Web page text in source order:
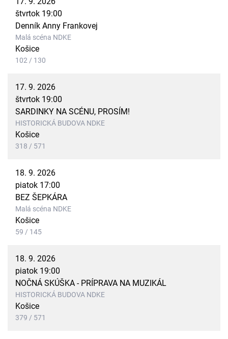
štvrtok 19:00
Denník Anny Frankovej
Malá scéna NDKE
Košice
102 / 130
17. 9. 2026
štvrtok 19:00
SARDINKY NA SCÉNU, PROSÍM!
HISTORICKÁ BUDOVA NDKE
Košice
318 / 571
18. 9. 2026
piatok 17:00
BEZ ŠEPKÁRA
Malá scéna NDKE
Košice
59 / 145
18. 9. 2026
piatok 19:00
NOČNÁ SKÚŠKA - PRÍPRAVA NA MUZIKÁL
HISTORICKÁ BUDOVA NDKE
Košice
379 / 571